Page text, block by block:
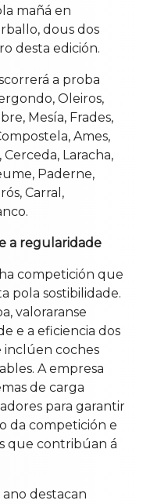
mañá en
dous dos
desta edición.
a proba
Oleiros,
Mesía, Frades,
Ames,
Laracha,
Paderne,
Carral,
a regularidade
competición que
pola sostibilidade.
valoraranse
e a eficiencia dos
inclúen coches
A empresa
de carga
para garantir
da competición e
que contribúan á
destacan